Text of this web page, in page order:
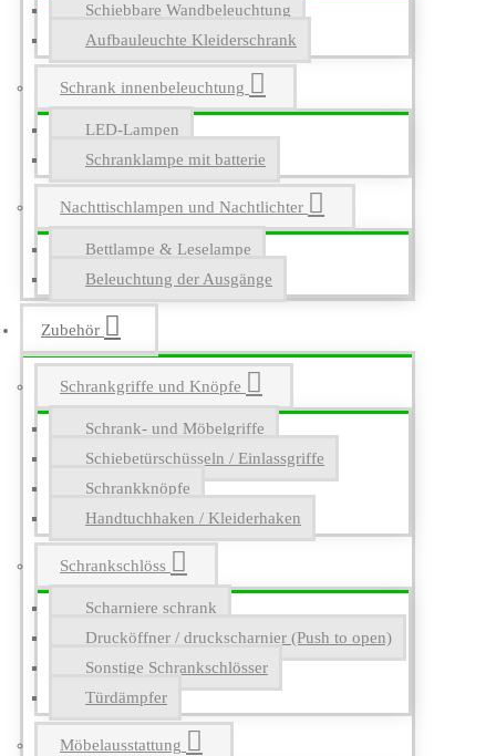
Schiebbare Wandbeleuchtung
Aufbauleuchte Kleiderschrank
Schrank innenbeleuchtung
LED-Lampen
Schranklampe mit batterie
Nachttischlampen und Nachtlichter
Bettlampe & Leselampe
Beleuchtung der Ausgänge
Zubehör
Schrankgriffe und Knöpfe
Schrank- und Möbelgriffe
Schiebetürschüsseln / Einlassgriffe
Schrankknöpfe
Handtuchhaken / Kleiderhaken
Schrankschlöss
Scharniere schrank
Drucköffner / druckscharnier (Push to open)
Sonstige Schrankschlösser
Türdämpfer
Möbelausstattung